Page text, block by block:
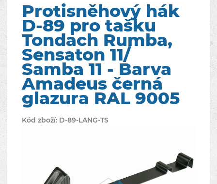
Protisněhový hák
D-89 pro tašku
Tondach Rumba,
Sensaton 11/
Samba 11 - Barva
Amadeus černá
glazura RAL 9005
Kód zboží: D-89-LANG-TS